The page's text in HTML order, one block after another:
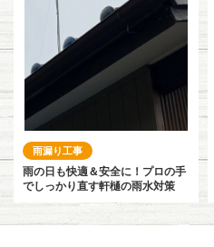
雨漏り工事
雨の日も快適＆安全に！プロの手
でしっかり直す軒樋の雨水対策